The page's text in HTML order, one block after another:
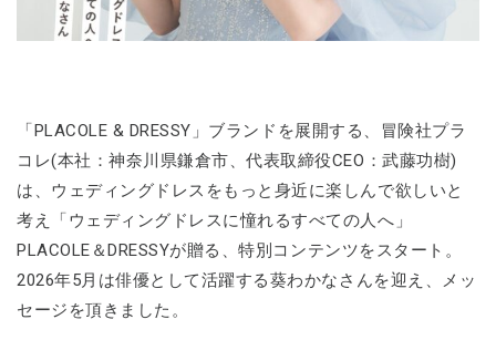
「PLACOLE & DRESSY」ブランドを展開する、冒険社プラ
コレ(本社：神奈川県鎌倉市、代表取締役CEO：武藤功樹)
は、ウェディングドレスをもっと身近に楽しんで欲しいと
考え「ウェディングドレスに憧れるすべての人へ」
PLACOLE＆DRESSYが贈る、特別コンテンツをスタート。
2026年5月は俳優として活躍する葵わかなさんを迎え、メッ
セージを頂きました。